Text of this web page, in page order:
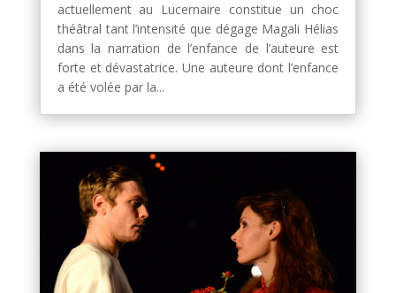
actuellement au Lucernaire constitue un choc
théâtral tant l’intensité que dégage Magali Hélias
dans la narration de l’enfance de l’auteure est
forte et dévastatrice. Une auteure dont l’enfance
a été volée par la...